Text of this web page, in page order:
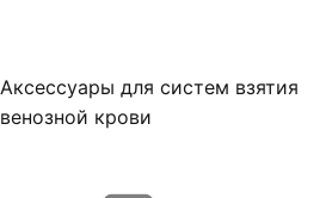
Аксессуары для систем взятия
венозной крови